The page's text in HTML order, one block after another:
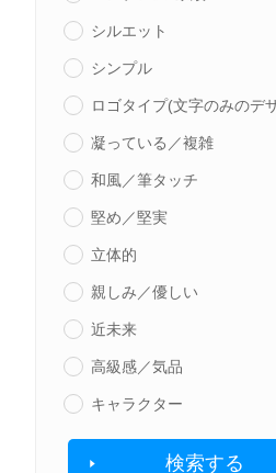
シルエット
シンプル
ロゴタイプ(文字のみのデ
凝っている／複雑
和風／筆タッチ
堅め／堅実
立体的
親しみ／優しい
近未来
高級感／気品
キャラクター
検索する